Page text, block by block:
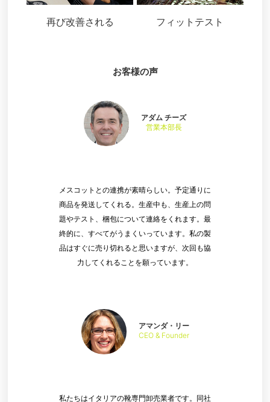
再び改善される フィットテスト
お客様の声
私たちはイタリアの靴専門卸売業者です。同社
アマンダ・リー
CEO & Founder
メスコットとの連携が素晴らしい。予定通りに
商品を発送してくれる。生産中も、生産上の問
題やテスト、梱包について連絡をくれます。最
終的に、すべてがうまくいっています。私の製
品はすぐに売り切れると思いますが、次回も協
力してくれることを願っています。
アダム チーズ
営業本部長